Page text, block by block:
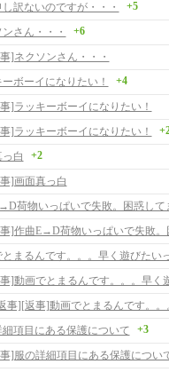
訳ないのですが・・・
+5
さん・・・ +6
]ネクソンさん・・・
ボーイになりたい！
+4
]ラッキーボーイになりたい！
]ラッキーボーイになりたい！
白 +2
]画面真っ白
荷物いっぱいで失敗。困惑して
]作曲E→D荷物いっぱいで失敗。
とまるんです。。。早く遊びたい
]動画でとまるんです。。。早く
細項目にある保護について +3
]服の詳細項目にある保護につい